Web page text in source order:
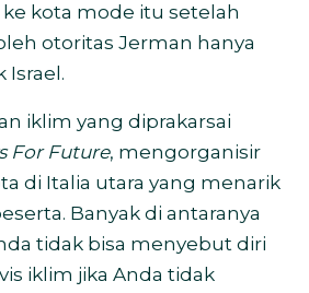
kota mode itu setelah
otoritas Jerman hanya
Israel.
iklim yang diprakarsai
For Future, mengorganisir
di Italia utara yang menarik
Banyak di antaranya
tidak bisa menyebut diri
iklim jika Anda tidak